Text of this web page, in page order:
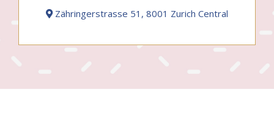
Zähringerstrasse 51, 8001 Zurich Central